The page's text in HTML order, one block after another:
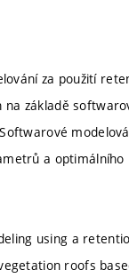
za použití
na základě
a optimálního
using a
roofs